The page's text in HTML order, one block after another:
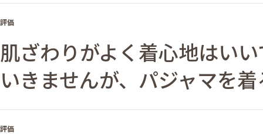
評価
肌ざわりがよく着心地はい
いきませんが、パジャマを
評価